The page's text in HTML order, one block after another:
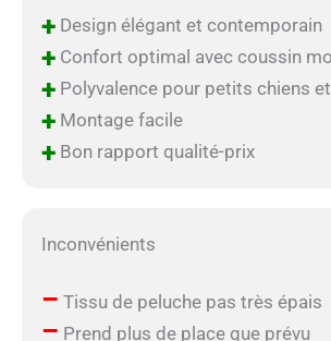
+Design élégant et contemporain
+Confort optimal avec coussin
+Polyvalence pour petits chiens
+Montage facile
+Bon rapport qualité-prix
Inconvénients
– Tissu de peluche pas très épais
– Prend plus de place que prévu